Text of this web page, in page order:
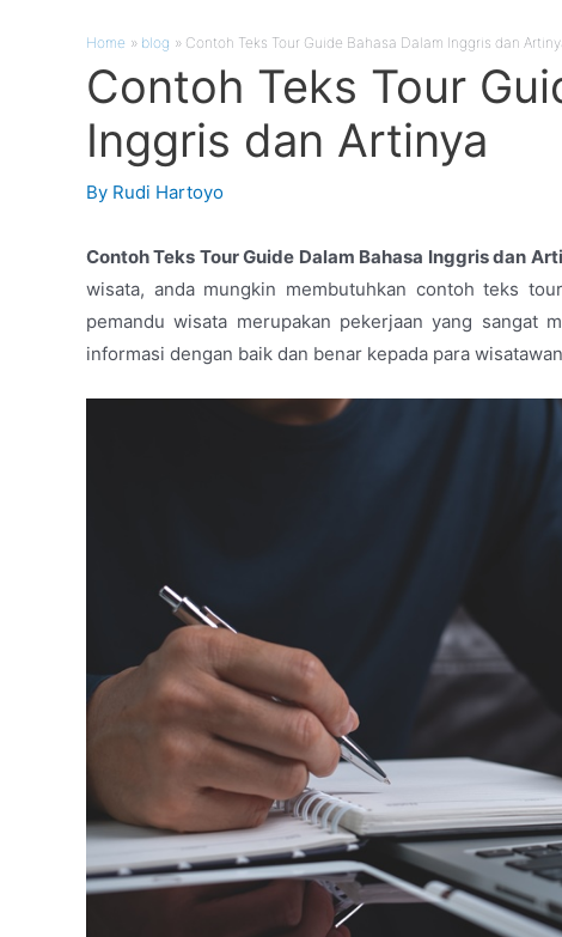
Home blog Contoh Teks Tour Guide Bahasa Dalam Inggris dan
Contoh Teks Tour
Inggris dan Artinya
By Rudi Hartoyo
Contoh Teks Tour Guide Dalam Bahasa Inggris dan
wisata, anda mungkin membutuhkan contoh teks
pemandu wisata merupakan pekerjaan yang sangat
informasi dengan baik dan benar kepada para